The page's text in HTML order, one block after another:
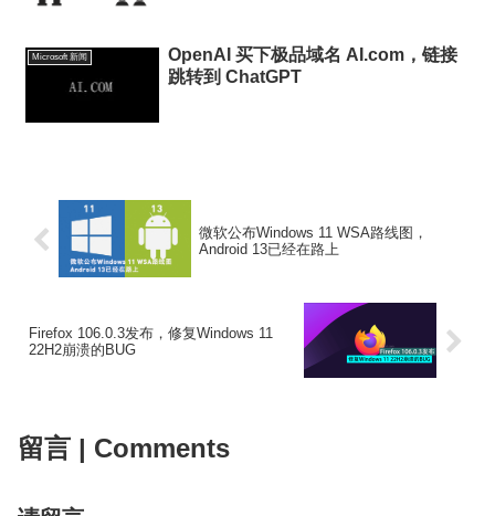
Microsoft 新闻
OpenAI 买下极品域名 AI.com，链接
跳转到 ChatGPT
微软公布Windows 11 WSA路线图，
Android 13已经在路上
Firefox 106.0.3发布，修复Windows 11
22H2崩溃的BUG
留言 | Comments